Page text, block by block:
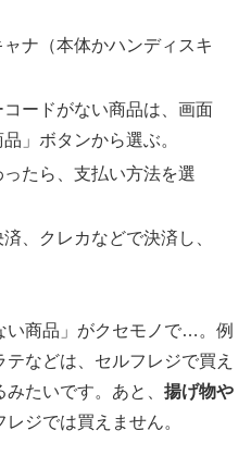
ナ（本体かハンディスキ
ードがない商品は、画面
」ボタンから選ぶ。
たら、支払い方法を選
、クレカなどで決済し、
い商品」がクセモノ で…。例
などは、セルフレジで買え
たいです。あと、 揚げ物や
ジでは買えません。